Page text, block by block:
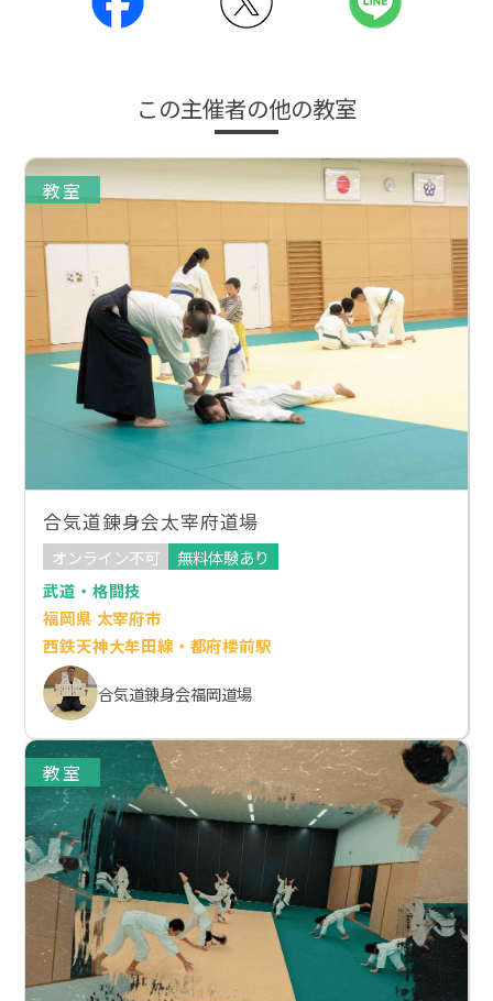
この主催者の他の教室
教室
合気道錬身会太宰府道場
オンライン不可
無料体験あり
武道・格闘技
福岡県 太宰府市
西鉄天神大牟田線・都府楼前駅
合気道錬身会福岡道場
教室